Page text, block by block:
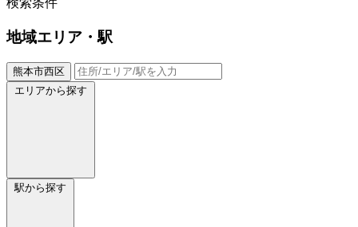
地域エリア・駅
熊本市西区
エリアから探す
駅から探す